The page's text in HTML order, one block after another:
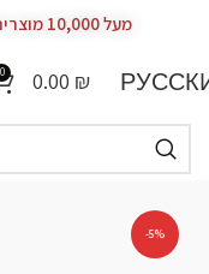
מעל 10,000 מוצרים במלאי - ייעוץ מיידי 050-640-8555
0 0.00 ₪
-5%